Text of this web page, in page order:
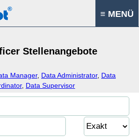
≡ MENÜ
Stellenangebote
Manager, Data Administrator, Data
, Data Supervisor